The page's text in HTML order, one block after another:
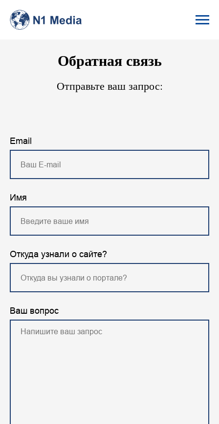
Обратная связь
Отправьте ваш запрос:
Email
Имя
Откуда узнали о сайте?
Ваш вопрос